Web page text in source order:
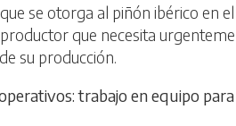
se otorga al piñón ibérico en
que necesita
su producción.
trabajo en equipo